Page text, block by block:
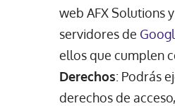
web AFX Solutions
servidores de
ellos que cumplen
Derechos: Podrás
derechos de